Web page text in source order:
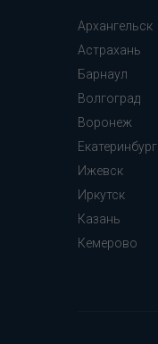
Архангельск
Астрахань
Барнаул
Волгоград
Воронеж
Екатеринбург
Ижевск
Иркутск
Казань
Кемерово